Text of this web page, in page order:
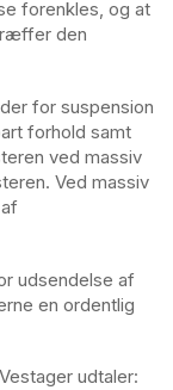
forenkles, og at
den
for suspension
forhold samt
ved massiv
Ved massiv
udsendelse af
en ordentlig
udtaler: